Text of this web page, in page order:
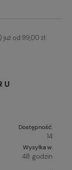
od 99,00 zł.
Dostępność:
14
Wysyłka w:
48 godzin